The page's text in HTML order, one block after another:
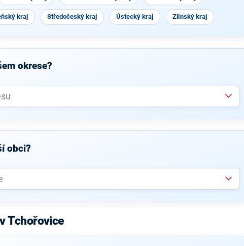
kraj Středočeský kraj Ústecký kraj Zlínský kraj
okrese?
obci?
Tchořovice